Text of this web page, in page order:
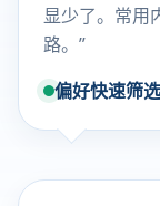
显少了。常用
路。”
偏好快速筛